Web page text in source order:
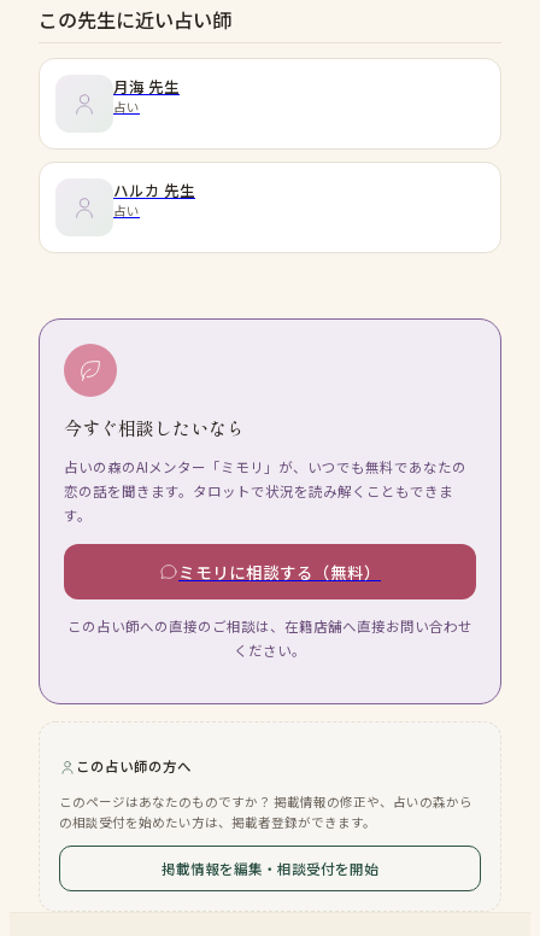
この先生に近い占い師
月海 先生
占い
ハルカ 先生
占い
今すぐ相談したいなら
占いの森のAIメンター「ミモリ」が、いつでも無料であなたの
恋の話を聞きます。タロットで状況を読み解くこともできま
す。
ミモリに相談する（無料）
この占い師への直接のご相談は、在籍店舗へ直接お問い合わせ
ください。
この占い師の方へ
このページはあなたのものですか？ 掲載情報の修正や、占いの森から
の相談受付を始めたい方は、掲載者登録ができます。
掲載情報を編集・相談受付を開始